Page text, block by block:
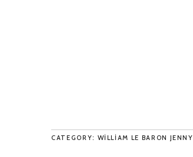
CATEGORY: WILLIAM LE BARON JENNY